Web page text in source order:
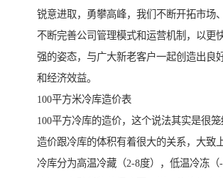
锐意进取，勇攀高峰，我们不断开拓市场
不断完善公司管理模式和运营机制，以更
强的姿态，与广大新老客户一起创造出良
和经济效益。
100平方米冷库造价表
100平方冷库的造价，这个说法其实是很
造价跟冷库的体积有着很大的关系，大致
冷库分为高温冷藏（2-8度），低温冷冻（